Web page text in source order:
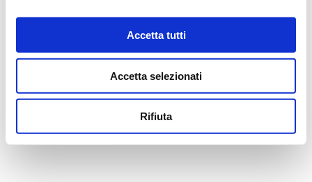
Accetta tutti
Accetta selezionati
Rifiuta
Il tuo indirizzo email non sarà pubblicato.